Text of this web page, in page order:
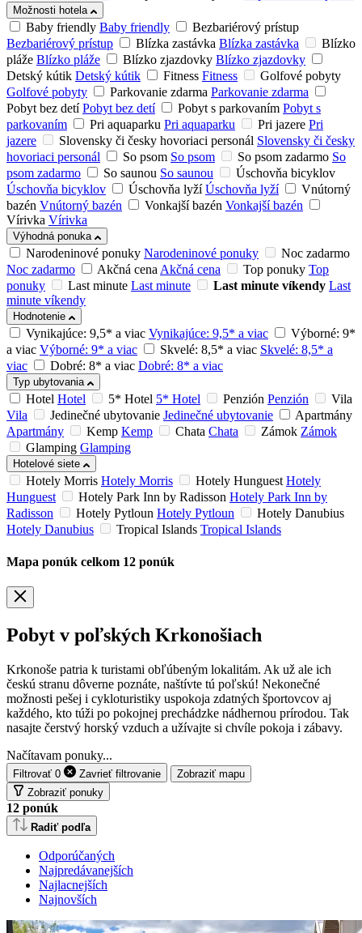
Možnosti hotela
Baby friendly Baby friendly
Bezbariérový prístup
Bezbariérový prístup
Blízka zastávka Blízka zastávka
Blízko
pláže Blízko pláže Blízko zjazdovky Blízko zjazdovky
Detský kútik Detský kútik Fitness Fitness
Golfové pobyty
Golfové pobyty
Parkovanie zdarma Parkovanie zdarma
Pobyt bez detí Pobyt bez detí Pobyt s parkovaním Pobyt s
parkovaním
Pri aquaparku Pri aquaparku Pri jazere Pri
jazere
Slovensky či česky hovoriaci personál Slovensky či česky
hovoriaci personál
So psom So psom So psom zadarmo So
psom zadarmo
So saunou So saunou
Úschovňa bicyklov
Úschovňa bicyklov
Úschovňa lyží Úschovňa lyží
Vnútorný
bazén Vnútorný bazén Vonkajší bazén Vonkajší bazén
Vírivka Vírivka
Výhodná ponuka
Narodeninové ponuky Narodeninové ponuky
Noc zadarmo
Noc zadarmo
Akčná cenaAkčná cena Top ponuky Top
ponuky
Last minute Last minute Last minute víkendy Last
minute víkendy
Hodnotenie
Vynikajúce: 9,5* a viac Vynikajúce: 9,5* a viac
Výborné: 9*
a viac Výborné: 9* a viac Skvelé: 8,5* a viac Skvelé: 8,5* a
viac
Dobré: 8* a viac Dobré: 8* a viac
Typ ubytovania
Hotel Hotel 5* Hotel 5* Hotel Penzión Penzión
Vila
Vila
Jedinečné ubytovanie Jedinečné ubytovanie
Apartmány
Apartmány
Kemp Kemp Chata Chata Zámok Zámok
Glamping Glamping
Hotelové siete
Hotely Morris Hotely Morris Hotely Hunguest Hotely
Hunguest
Hotely Park Inn by Radisson Hotely Park Inn by
Radisson
Hotely Pytloun Hotely Pytloun
Hotely Danubius
Hotely Danubius
Tropical Islands Tropical Islands
Mapa ponúk celkom 12 ponúk
Pobyt v poľských Krkonošiach
Krkonoše patria k turistami obľúbeným lokalitám. Ak už ale ich
českú stranu dôverne poznáte, naštívte tú poľskú! Nekonečné
možnosti pešej i cykloturistiky uspokoja zdatných športovcov aj
každého, kto túži po pokojnej prechádzke nádhernou prírodou. Tak
nasajte čerstvý horský vzduch a užívajte si chvíle pokoja i zábavy.
Načítavam ponuky...
Filtrovať 0 Zavrieť filtrovanie
Zobraziť mapu
Zobraziť ponuky
12 ponúk
Radiť podľa
Odporúčaných
Najpredávanejších
Najlacnejších
Najnovších